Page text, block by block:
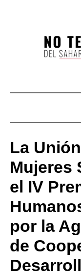
La
Mujeres
el IV
por la
de